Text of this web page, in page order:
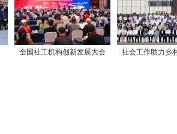
全国社工机构创新发展大会 社会工作助力乡